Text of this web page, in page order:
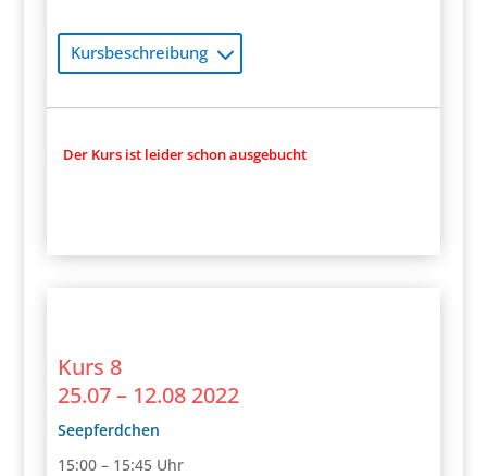
Kursbeschreibung
Der Kurs ist leider schon ausgebucht
Kurs 8
25.07 – 12.08 2022
Seepferdchen
15:00 – 15:45 Uhr